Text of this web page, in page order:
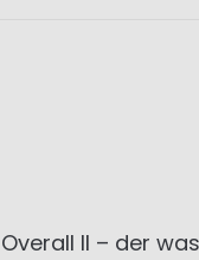
Overall II –